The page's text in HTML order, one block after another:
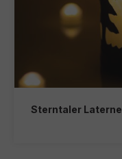
Sterntaler Laterne